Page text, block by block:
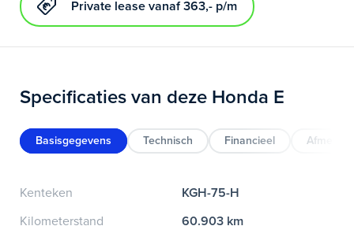
Private lease vanaf 363,- p/m
Specificaties van deze Honda E
Basisgegevens Technisch Financieel
Kenteken
KGH-75-H
Kilometerstand
60.903 km